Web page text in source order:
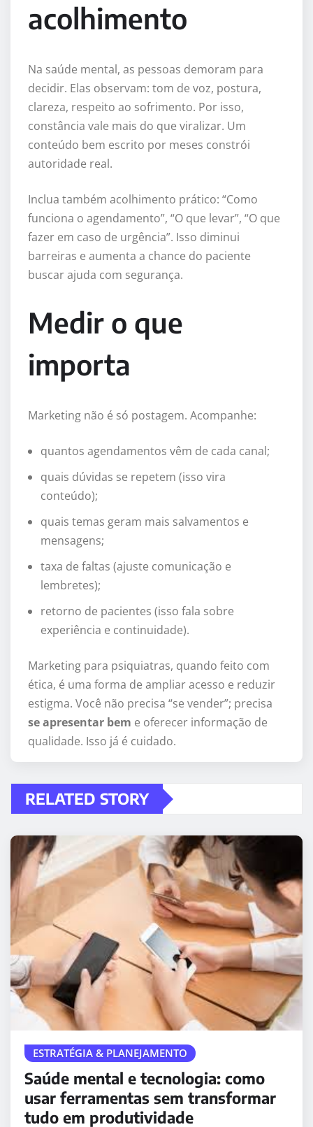
acolhimento
Na saúde mental, as pessoas demoram para
decidir. Elas observam: tom de voz, postura,
clareza, respeito ao sofrimento. Por isso,
constância vale mais do que viralizar. Um
conteúdo bem escrito por meses constrói
autoridade real.
Inclua também acolhimento prático: “Como
funciona o agendamento”, “O que levar”, “O que
fazer em caso de urgência”. Isso diminui
barreiras e aumenta a chance do paciente
buscar ajuda com segurança.
Medir o que
importa
Marketing não é só postagem. Acompanhe:
quantos agendamentos vêm de cada canal;
quais dúvidas se repetem (isso vira
conteúdo);
quais temas geram mais salvamentos e
mensagens;
taxa de faltas (ajuste comunicação e
lembretes);
retorno de pacientes (isso fala sobre
experiência e continuidade).
Marketing para psiquiatras, quando feito com
ética, é uma forma de ampliar acesso e reduzir
estigma. Você não precisa “se vender”; precisa
se apresentar bem e oferecer informação de
qualidade. Isso já é cuidado.
RELATED STORY
ESTRATÉGIA & PLANEJAMENTO
Saúde mental e tecnologia: como
usar ferramentas sem transformar
tudo em produtividade